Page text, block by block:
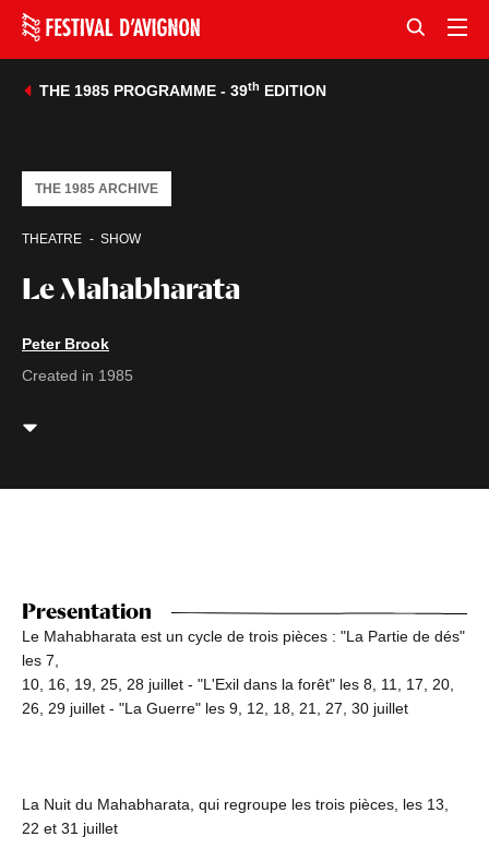
THE 1985 PROGRAMME - 39th EDITION
Le Mahabharata
THEATRE SHOW
THE 1985 ARCHIVE
Peter Brook
Created in 1985
Presentation
Le Mahabharata est un cycle de trois pièces : "La Partie de dés"
les 7,
10, 16, 19, 25, 28 juillet - "L'Exil dans la forêt" les 8, 11, 17, 20,
26, 29 juillet - "La Guerre" les 9, 12, 18, 21, 27, 30 juillet
La Nuit du Mahabharata, qui regroupe les trois pièces, les 13,
22 et 31 juillet